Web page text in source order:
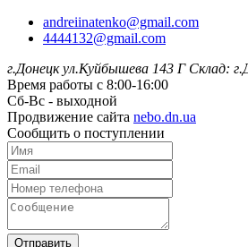
andreiinatenko@gmail.com
4444132@gmail.com
г.Донецк ул.Куйбышева 143 Г Склад:
Время работы с 8:00-16:00
Сб-Вс - выходной
Продвижение сайта nebo.dn.ua
Сообщить о поступлении
Отправить